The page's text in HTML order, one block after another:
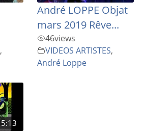
,
André LOPPE Objat
mars 2019 Rêve...
46views
VIDEOS ARTISTES,
André Loppe
5:13